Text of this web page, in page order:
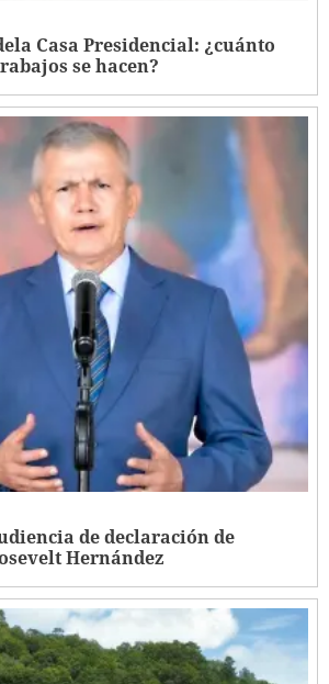
Casa Presidencial: ¿cuánto
se hacen?
de declaración de
Hernández